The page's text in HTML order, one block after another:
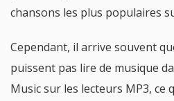
chansons les plus populaires
Cependant, il arrive souvent
puissent pas lire de musique
Music sur les lecteurs MP3, ce